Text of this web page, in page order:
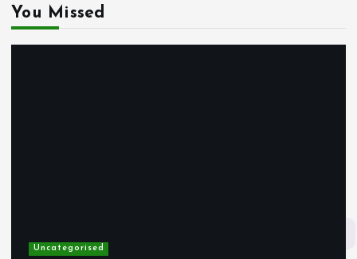
You Missed
Uncategorised